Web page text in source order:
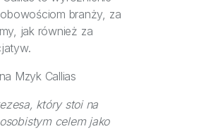
branży, za
jak również za
Mzyk Callias
który stoi na
celem jako